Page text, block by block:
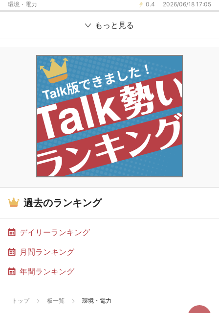
0.4 2026/06/18 17:05
環境・電力
もっと見る
過去のランキング
デイリーランキング
月間ランキング
年間ランキング
トップ 板一覧 環境・電力